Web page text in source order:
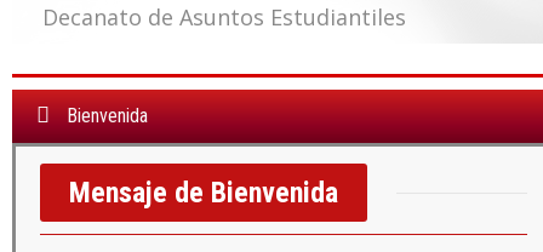
Decanato de Asuntos Estudiantiles
Bienvenida
Mensaje de Bienvenida